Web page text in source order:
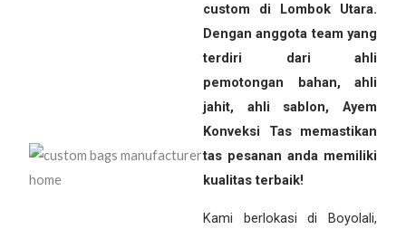
custom di Lombok Utara.
Dengan anggota team yang
terdiri dari ahli
pemotongan bahan, ahli
jahit, ahli sablon, Ayem
Konveksi Tas memastikan
tas pesanan anda memiliki
kualitas terbaik!
Kami berlokasi di Boyolali,